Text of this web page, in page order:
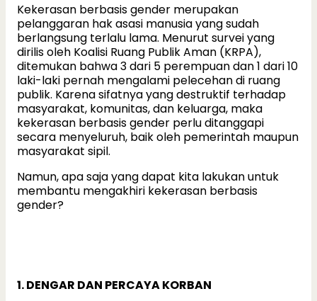
Kekerasan berbasis gender merupakan
pelanggaran hak asasi manusia yang sudah
berlangsung terlalu lama. Menurut survei yang
dirilis oleh Koalisi Ruang Publik Aman (KRPA),
ditemukan bahwa 3 dari 5 perempuan dan 1 dari 10
laki-laki pernah mengalami pelecehan di ruang
publik. Karena sifatnya yang destruktif terhadap
masyarakat, komunitas, dan keluarga, maka
kekerasan berbasis gender perlu ditanggapi
secara menyeluruh, baik oleh pemerintah maupun
masyarakat sipil.
Namun, apa saja yang dapat kita lakukan untuk
membantu mengakhiri kekerasan berbasis
gender?
1. DENGAR DAN PERCAYA KORBAN